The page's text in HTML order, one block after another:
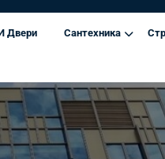
Двери Сантехника